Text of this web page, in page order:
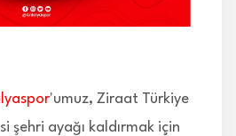
'umuz, Ziraat Türkiye
şehri ayağı kaldırmak için